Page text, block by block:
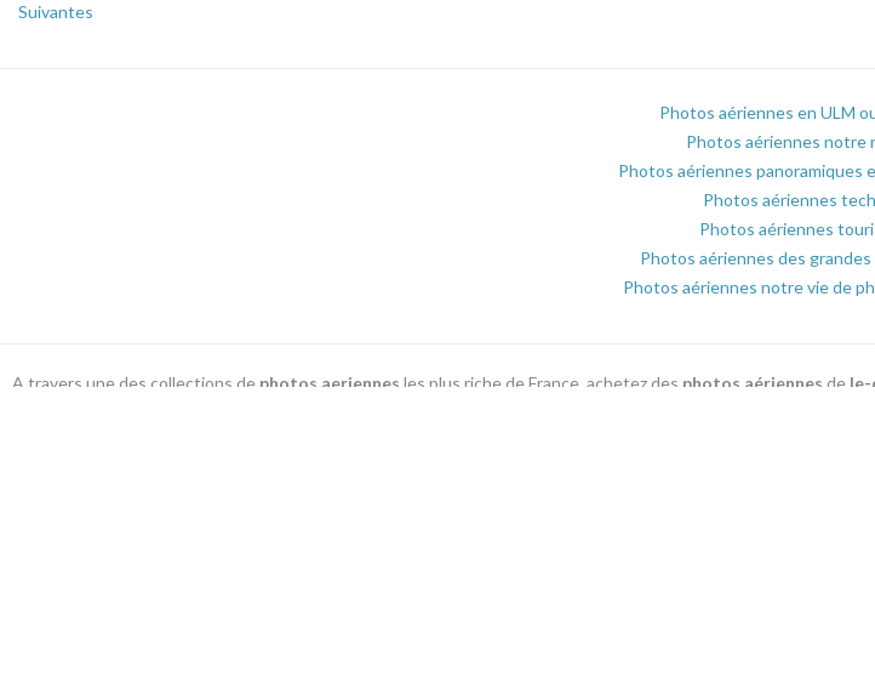
Suivantes
Photos aériennes en ULM
Photos aériennes notre
Photos aériennes panoramiques
Photos aériennes
Photos aériennes
Photos aériennes des grandes
Photos aériennes notre vie de
A travers une des collections de photos aeriennes les plus riche de France, achetez des photos aériennes de